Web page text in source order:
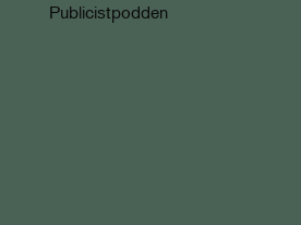
Publicistpodden